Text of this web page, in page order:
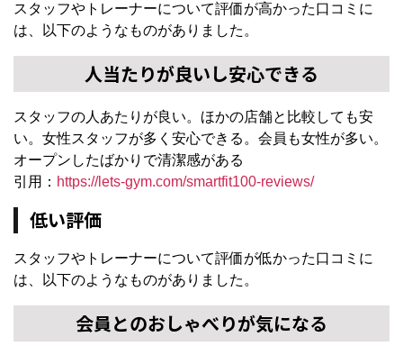
スタッフやトレーナーについて評価が高かった口コミに
は、以下のようなものがありました。
人当たりが良いし安心できる
スタッフの人あたりが良い。ほかの店舗と比較しても安
い。女性スタッフが多く安心できる。会員も女性が多い。
オープンしたばかりで清潔感がある
引用： https://lets-gym.com/smartfit100-reviews/
低い評価
スタッフやトレーナーについて評価が低かった口コミに
は、以下のようなものがありました。
会員とのおしゃべりが気になる